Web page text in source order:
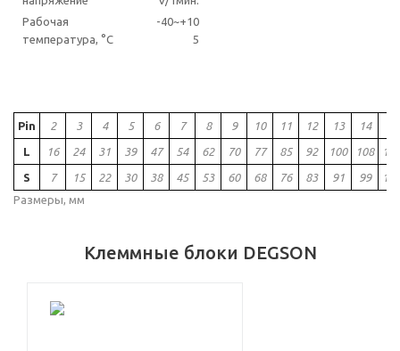
Рабочая
температура, °C
-40~+10
5
Pin 2 3 4 5 6 7 8 9 10 11 12 13 14
L 16 24 31 39 47 54 62 70 77 85 92 100 108 115
S 7 15 22 30 38 45 53 60 68 76 83 91 99
106
Размеры, мм
Клеммные блоки DEGSON